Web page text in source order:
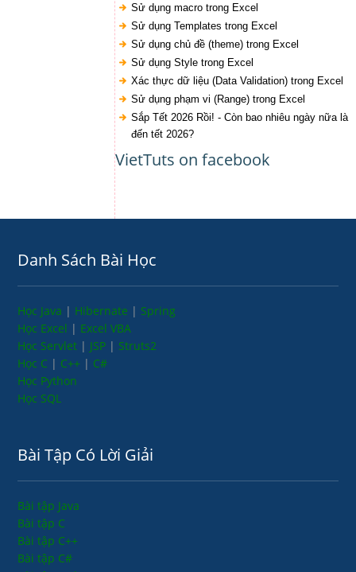
Sử dụng macro trong Excel
Sử dụng Templates trong Excel
Sử dụng chủ đề (theme) trong Excel
Sử dụng Style trong Excel
Xác thực dữ liệu (Data Validation) trong Excel
Sử dụng phạm vi (Range) trong Excel
Sắp Tết 2026 Rồi! - Còn bao nhiêu ngày nữa là
đến tết 2026?
VietTuts on facebook
Danh Sách Bài Học
Học Java | Hibernate | Spring
Học Excel | Excel VBA
Học Servlet | JSP | Struts2
Học C | C++ | C#
Học Python
Học SQL
Bài Tập Có Lời Giải
Bài tập Java
Bài tập C
Bài tập C++
Bài tập C#